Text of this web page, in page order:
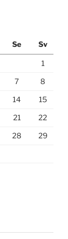
Se Sv
1
7 8
14 15
21 22
28 29